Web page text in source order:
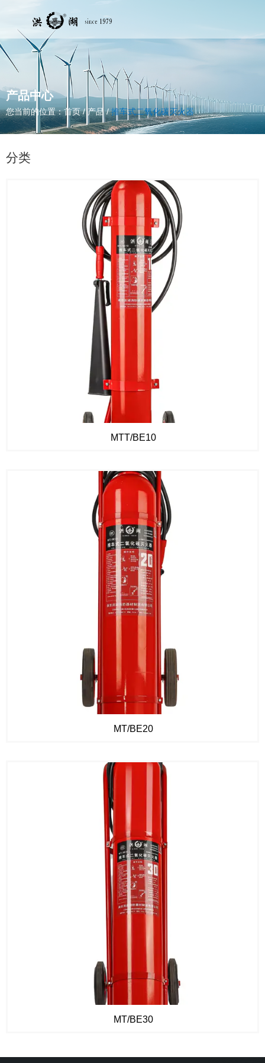
产品中心
您当前的位置：首页/产品 /推车式二氧化碳灭火器
分类
MTT/BE10
MT/BE20
MT/BE30